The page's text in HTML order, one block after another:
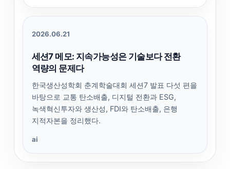
2026.06.21
세션7 메모: 지속가능성은 기술보다 전환
역량의 문제다
한국생산성학회 춘계학술대회 세션7 발표 다섯 편을
바탕으로 교통 탄소배출, 디지털 전환과 ESG,
녹색혁신투자와 생산성, FDI와 탄소배출, 은행
지적자본을 정리했다.
ai